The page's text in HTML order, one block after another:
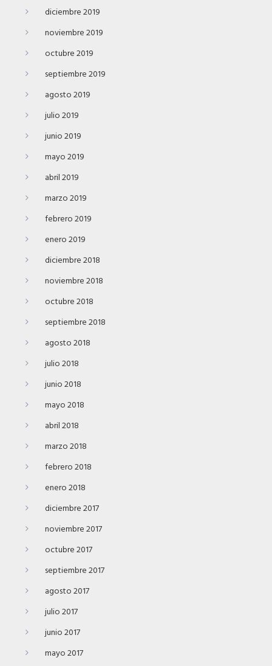
diciembre 2019
noviembre 2019
octubre 2019
septiembre 2019
agosto 2019
julio 2019
junio 2019
mayo 2019
abril 2019
marzo 2019
febrero 2019
enero 2019
diciembre 2018
noviembre 2018
octubre 2018
septiembre 2018
agosto 2018
julio 2018
junio 2018
mayo 2018
abril 2018
marzo 2018
febrero 2018
enero 2018
diciembre 2017
noviembre 2017
octubre 2017
septiembre 2017
agosto 2017
julio 2017
junio 2017
mayo 2017